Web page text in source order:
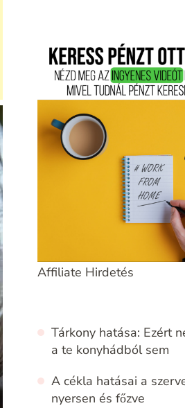
Affiliate Hirdetés
Tárkony hatása: Ezért
a te konyhádból sem
A cékla hatásai a
nyersen és főzve